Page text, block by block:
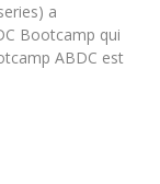
a
Bootcamp qui
ABDC est